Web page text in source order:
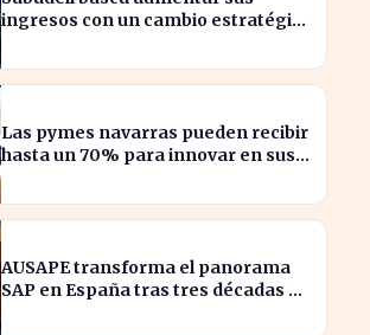
ingresos con un cambio estratégico
Las pymes navarras pueden recibir
hasta un 70% para innovar en sus
AUSAPE transforma el panorama
SAP en España tras tres décadas de